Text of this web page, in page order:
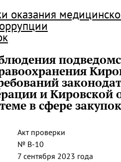
оказания
и Кировской
в сфере
Акт проверки
№ В-10
7 сентября 2023 года